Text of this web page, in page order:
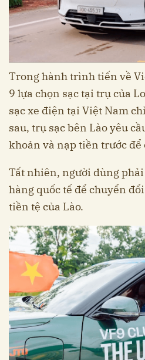
Trong hành trình tiến về
9 lựa chọn sạc tại trụ của
sạc xe điện tại Việt Nam
sau, trụ sạc bên Lào yêu
khoản và nạp tiền trước để
Tất nhiên, người dùng
hàng quốc tế để chuyển
tiền tệ của Lào.